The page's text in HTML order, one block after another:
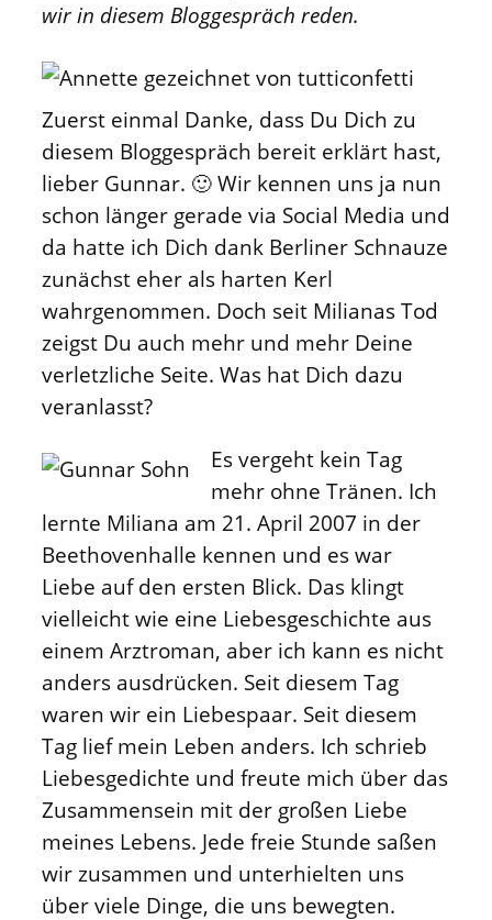
wir in diesem Bloggespräch reden.
Zuerst einmal Danke, dass Du Dich zu
diesem Bloggespräch bereit erklärt hast,
lieber Gunnar. 🙂 Wir kennen uns ja nun
schon länger gerade via Social Media und
da hatte ich Dich dank Berliner Schnauze
zunächst eher als harten Kerl
wahrgenommen. Doch seit Milianas Tod
zeigst Du auch mehr und mehr Deine
verletzliche Seite. Was hat Dich dazu
veranlasst?
Es vergeht kein Tag
mehr ohne Tränen. Ich
lernte Miliana am 21. April 2007 in der
Beethovenhalle kennen und es war
Liebe auf den ersten Blick. Das klingt
vielleicht wie eine Liebesgeschichte aus
einem Arztroman, aber ich kann es nicht
anders ausdrücken. Seit diesem Tag
waren wir ein Liebespaar. Seit diesem
Tag lief mein Leben anders. Ich schrieb
Liebesgedichte und freute mich über das
Zusammensein mit der großen Liebe
meines Lebens. Jede freie Stunde saßen
wir zusammen und unterhielten uns
über viele Dinge, die uns bewegten.